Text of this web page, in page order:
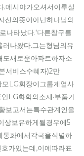
.메시야가오셔서이루실
신의뜻이아닌하나님의
나타났다.‘다른창구를
러나왔다.그는형님의유
새로운아파트하자소
서비스수혜자)2만
LG회장이그룹계열사
LG화학의소재·부품기
보고서는특수관계인을
상보유하게될경우에5
통화에서각국을식별하
가있는데,이에따라표